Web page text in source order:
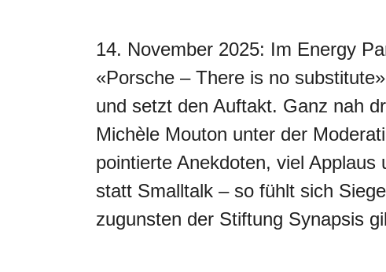
14. November 2025: Im Energy
«Porsche – There is no
und setzt den Auftakt. Ganz nah
Michèle Mouton unter der
pointierte Anekdoten, viel
statt Smalltalk – so fühlt sich
zugunsten der Stiftung Synapsis